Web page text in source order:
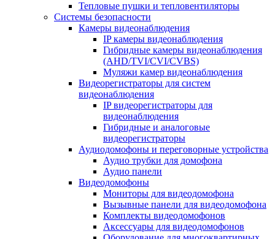
Тепловые пушки и тепловентиляторы
Системы безопасности
Камеры видеонаблюдения
IP камеры видеонаблюдения
Гибридные камеры видеонаблюдения
(AHD/TVI/CVI/CVBS)
Муляжи камер видеонаблюдения
Видеорегистраторы для систем
видеонаблюдения
IP видеорегистраторы для
видеонаблюдения
Гибридные и аналоговые
видеорегистраторы
Аудиодомофоны и переговорные устройства
Аудио трубки для домофона
Аудио панели
Видеодомофоны
Мониторы для видеодомофона
Вызывные панели для видеодомофона
Комплекты видеодомофонов
Аксессуары для видеодомофонов